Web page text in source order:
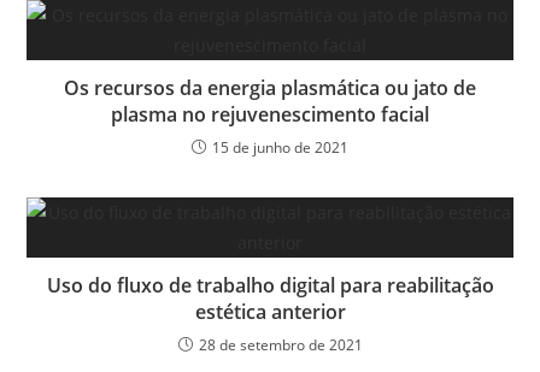
Os recursos da energia plasmática ou jato de
plasma no rejuvenescimento facial
15 de junho de 2021
Uso do fluxo de trabalho digital para reabilitação
estética anterior
28 de setembro de 2021